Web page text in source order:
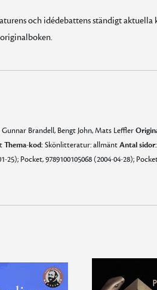
och idédebattens ständigt aktuella
Gunnar Brandell, Bengt John, Mats Leffler
Thema-kod:Skönlitteratur: allmäntAntal sidor:
25); Pocket, 9789100105068 (2004-04-28);